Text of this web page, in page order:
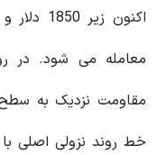
معامله می شود. در